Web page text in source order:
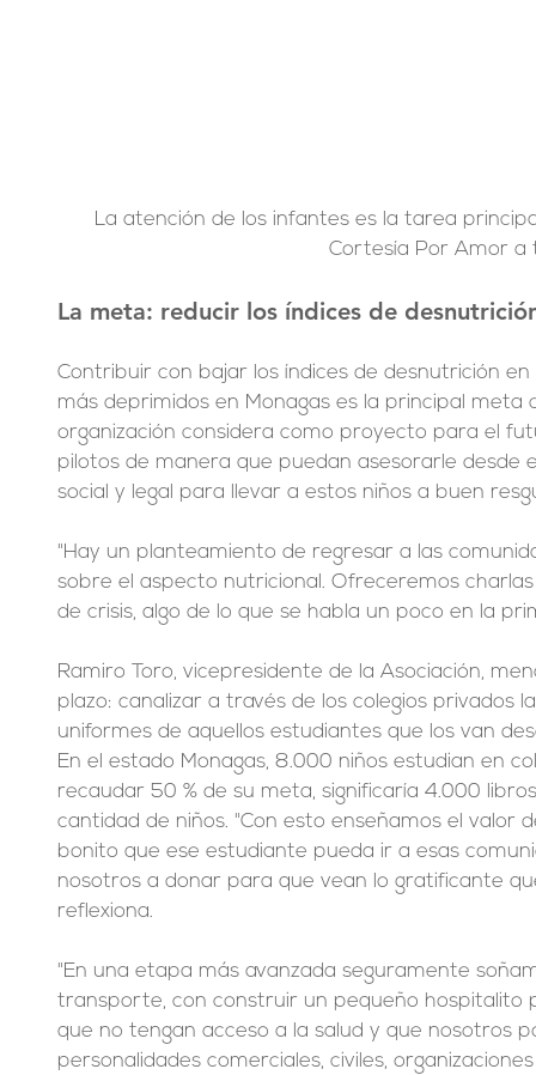
La atención de los infantes es la tarea
Cortesía Por Amor a
La meta: reducir los índices de
Contribuir con bajar los índices de desnutrición
más deprimidos en Monagas es la principal meta
organización considera como proyecto para el
pilotos de manera que puedan asesorarle desde
social y legal para llevar a estos niños a buen
"Hay un planteamiento de regresar a las
sobre el aspecto nutricional. Ofreceremos
de crisis, algo de lo que se habla un poco en la
Ramiro Toro, vicepresidente de la Asociación,
plazo: canalizar a través de los colegios privados
uniformes de aquellos estudiantes que los van
En el estado Monagas, 8.000 niños estudian en
recaudar 50 % de su meta, significaría 4.000
cantidad de niños. "Con esto enseñamos el valor
bonito que ese estudiante pueda ir a esas
nosotros a donar para que vean lo gratificante
reflexiona.
"En una etapa más avanzada seguramente
transporte, con construir un pequeño hospitalito
que no tengan acceso a la salud y que nosotros
personalidades comerciales, civiles,